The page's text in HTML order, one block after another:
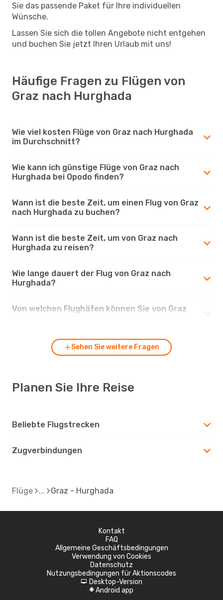
Sie das passende Paket für Ihre individuellen
Wünsche.
Lassen Sie sich die tollen Angebote nicht entgehen
und buchen Sie jetzt Ihren Urlaub mit uns!
Häufige Fragen zu Flügen von
Graz nach Hurghada
Wie viel kosten Flüge von Graz nach Hurghada
im Durchschnitt?
Wie kann ich günstige Flüge von Graz nach
Hurghada bei Opodo finden?
Wann ist die beste Zeit, um einen Flug von Graz
nach Hurghada zu buchen?
Wann ist die beste Zeit, um von Graz nach
Hurghada zu reisen?
Wie lange dauert der Flug von Graz nach
Hurghada?
Von welchen Flughäfen können Sie von Graz
Sehen Sie weitere Fragen
Planen Sie Ihre Reise
Beliebte Flugstrecken
Zugverbindungen
Flüge Graz - Hurghada
Kontakt
FAQ
Allgemeine Geschäftsbedingungen
Verwendung von Cookies
Datenschutz
Nutzungsbedingungen für Aktionscodes
d Desktop-Version
A Android app